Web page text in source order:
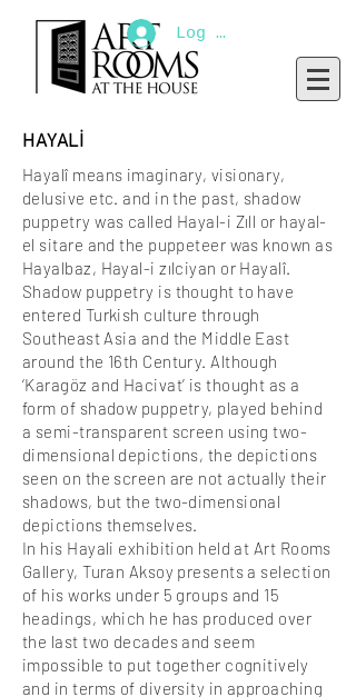
Log In
HAYALİ
Hayalî means imaginary, visionary,
delusive etc. and in the past, shadow
puppetry was called Hayal-i Zıll or hayal-
el sitare and the puppeteer was known as
Hayalbaz, Hayal-i zılciyan or Hayalî.
Shadow puppetry is thought to have
entered Turkish culture through
Southeast Asia and the Middle East
around the 16th Century. Although
‘Karagöz and Hacivat’ is thought as a
form of shadow puppetry, played behind
a semi-transparent screen using two-
dimensional depictions, the depictions
seen on the screen are not actually their
shadows, but the two-dimensional
depictions themselves.
In his Hayali exhibition held at Art Rooms
Gallery, Turan Aksoy presents a selection
of his works under 5 groups and 15
headings, which he has produced over
the last two decades and seem
impossible to put together cognitively
and in terms of diversity in approaching